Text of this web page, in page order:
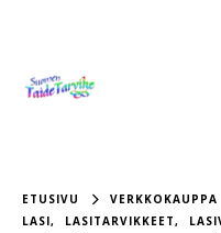
ETUSIVU
VERKKOKAUPPA
LASI, LASITARVIKKEET,